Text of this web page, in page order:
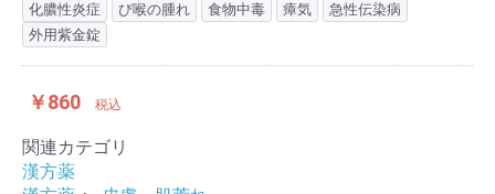
化膿性炎症
び喉の腫れ 食物中毒 瘴気
急性伝染病
外用紫金錠
￥860 税込
関連カテゴリ
漢方薬